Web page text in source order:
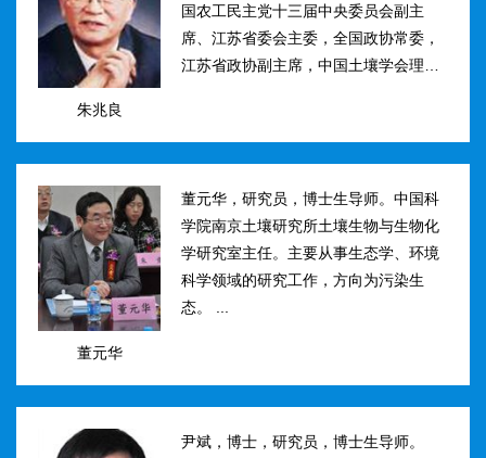
朱兆良
国农工民主党十三届中央委员会副主
席、江苏省委会主委，全国政协常委，
江苏省政协副主席，中国土壤学会理事
国家、中科院、江苏省科技进步奖和自
董元华
董元华，研究员，博士生导师。中国科
学院南京土壤研究所土壤生物与生物化
学研究室主任。主要从事生态学、环境
科学领域的研究工作，方向为污染生
态。 ...
尹斌，博士，研究员，博士生导师。